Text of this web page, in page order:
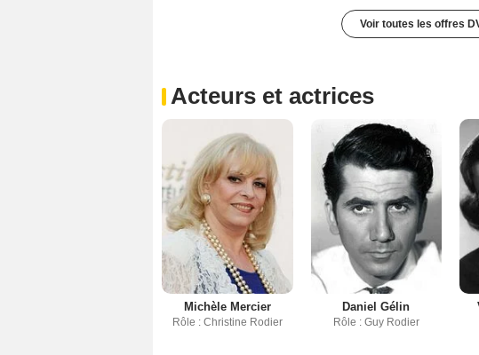
Voir toutes les offres
Acteurs et actrices
Michèle Mercier
Rôle : Christine Rodier
Daniel Gélin
Rôle : Guy Rodier